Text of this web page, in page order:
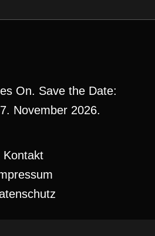
On. Save the Date:
November 2026.
Kontakt